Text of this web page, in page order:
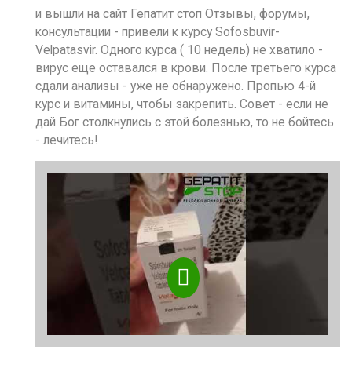
и вышли на сайт Гепатит стоп Отзывы, форумы,
консультации - привели к курсу Sofosbuvir-
Velpatasvir. Одного курса ( 10 недель) не хватило -
вирус еще оставался в крови. После третьего курса
сдали анализы - уже не обнаружено. Пропью 4-й
курс и витамины, чтобы закрепить. Совет - если не
дай Бог столкнулись с этой болезнью, то не бойтесь
- лечитесь!